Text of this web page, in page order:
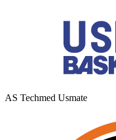
AS Techmed Usmate